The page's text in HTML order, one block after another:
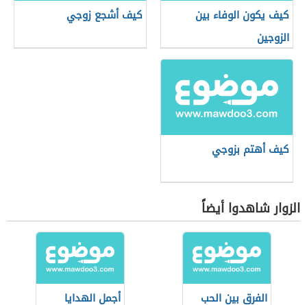
كيف يكون الوفاء بين
الزوجين
كيف أشجع زوجي
كيف أهتم بزوجي
الزوار شاهدوا أيضاً
الفرق بين الحب
أجمل الهدايا